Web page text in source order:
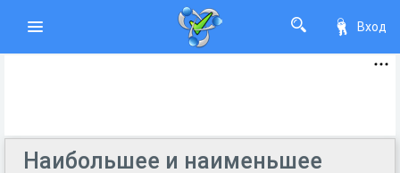
Вход
Наибольшее и наименьшее